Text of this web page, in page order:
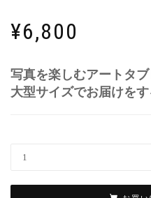
¥6,800
写真を楽しむアートタ
大型サイズでお届けを